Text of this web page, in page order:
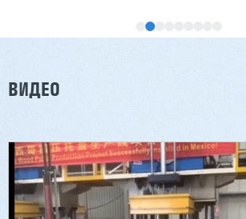
Двухсторонний шипорез MX6015
ВИДЕО